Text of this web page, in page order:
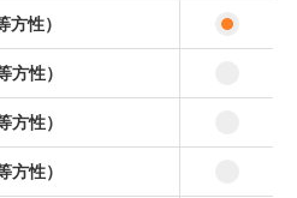
3M（一般・等方性）
21,420円(本体19,473円、税1,947
円)
4M（一般・等方性）
28,460円(本体25,873円、税2,587
円)
性）
方性）
方性）
方性）